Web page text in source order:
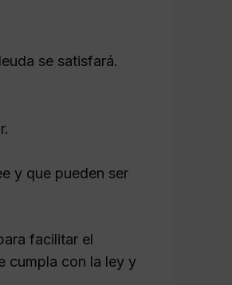
se satisfará.
y que pueden ser
facilitar el
cumpla con la ley y